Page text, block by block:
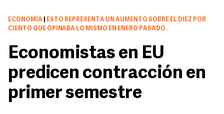
ECONOMÍA
ESTO REPRESENTA UN AUMENTO SOBRE EL DIEZ POR
CIENTO QUE OPINABA LO MISMO EN ENERO PASADO.
Economistas en EU
predicen contracción en
primer semestre